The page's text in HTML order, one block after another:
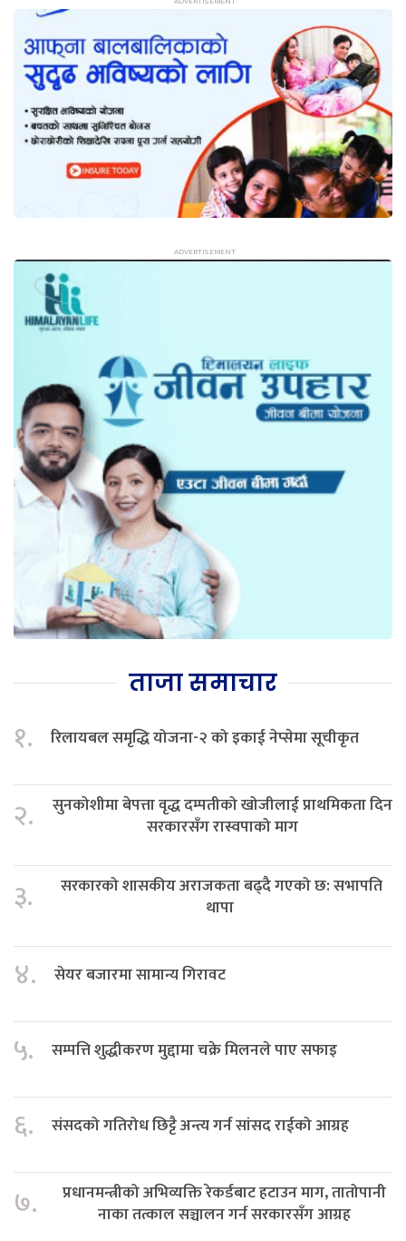
ताजा समाचार
१. रिलायबल समृद्धि योजना-२ को इकाई नेप्सेमा सूचीकृत
२.
सुनकोशीमा बेपत्ता वृद्ध दम्पतीको खोजीलाई प्राथमिकता दिन
सरकारसँग रास्वपाको माग
३.
सरकारको शासकीय अराजकता बढ्दै गएको छ: सभापति
थापा
४. सेयर बजारमा सामान्य गिरावट
५. सम्पत्ति शुद्धीकरण मुद्दामा चक्रे मिलनले पाए सफाइ
६. संसदको गतिरोध छिट्टै अन्त्य गर्न सांसद राईको आग्रह
७.
प्रधानमन्त्रीको अभिव्यक्ति रेकर्डबाट हटाउन माग, तातोपानी
नाका तत्काल सञ्चालन गर्न सरकारसँग आग्रह